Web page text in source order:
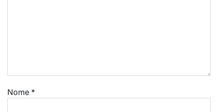
Nome *